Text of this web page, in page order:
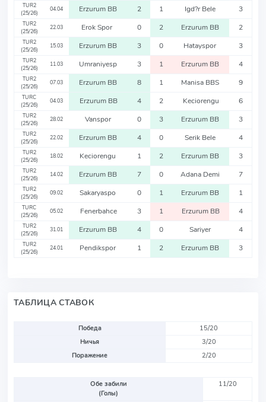
TUR2
(25/26)
04.04 Erzurum BB 2 1 Igd?r Bele 3
TUR2
(25/26)
22.03 Erok Spor 0 2 Erzurum BB 2
TUR2
(25/26)
15.03 Erzurum BB 3 0 Hatayspor 3
TUR2
(25/26)
11.03 Umraniyesp 3 1 Erzurum BB 4
TUR2
(25/26)
07.03 Erzurum BB 8 1 Manisa BBS 9
TURC
(25/26)
04.03 Erzurum BB 4 2 Keciorengu 6
TUR2
(25/26)
28.02 Vanspor 0 3 Erzurum BB 3
TUR2
(25/26)
22.02 Erzurum BB 4 0 Serik Bele 4
TUR2
(25/26)
18.02 Keciorengu 1 2 Erzurum BB 3
TUR2
(25/26)
14.02 Erzurum BB 7 0 Adana Demi 7
TUR2
(25/26)
09.02 Sakaryaspo 0 1 Erzurum BB 1
TURC
(25/26)
05.02 Fenerbahce 3 1 Erzurum BB 4
TUR2
(25/26)
31.01 Erzurum BB 4 0 Sariyer 4
TUR2
(25/26)
24.01 Pendikspor 1 2 Erzurum BB 3
ТАБЛИЦА СТАВОК
Победа
15/20
Ничья
3/20
Поражение
2/20
Обе забили
(Голы)
11/20